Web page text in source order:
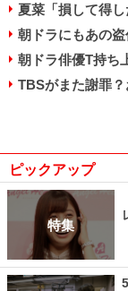
夏菜「損して得
朝ドラにもあの
朝ドラ俳優T持ち
TBSがまた謝罪
ピックアップ
特集